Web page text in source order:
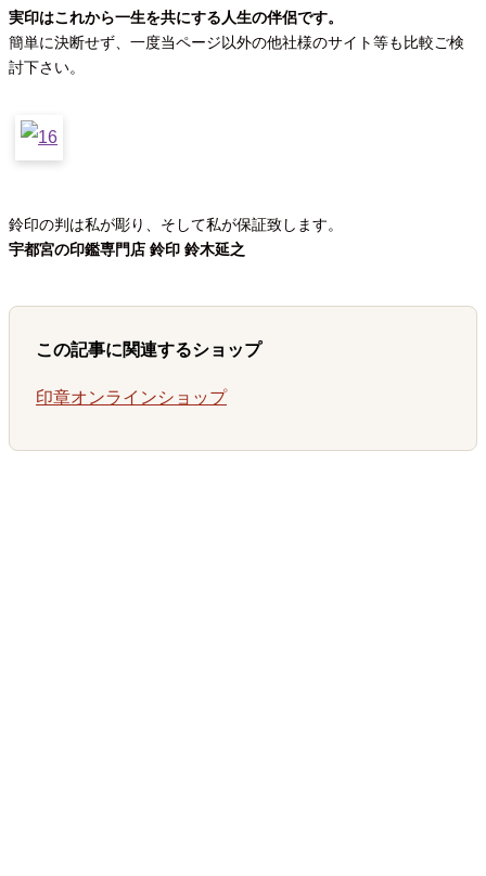
実印はこれから一生を共にする人生の伴侶です。
簡単に決断せず、一度当ページ以外の他社様のサイト等も比較ご検
討下さい。
鈴印の判は私が彫り、そして私が保証致します。
宇都宮の印鑑専門店 鈴印 鈴木延之
この記事に関連するショップ
印章オンラインショップ